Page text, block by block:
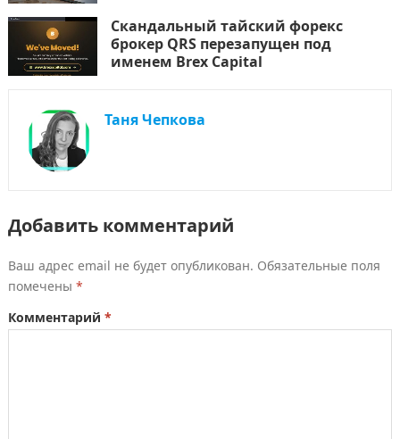
Скандальный тайский форекс
брокер QRS перезапущен под
именем Brex Capital
Таня Чепкова
Добавить комментарий
Ваш адрес email не будет опубликован. Обязательные поля
помечены *
Комментарий *